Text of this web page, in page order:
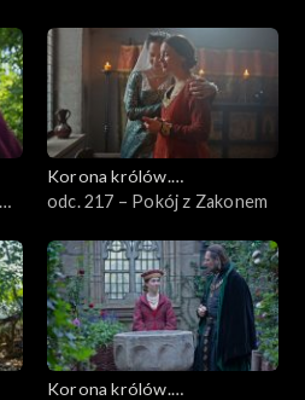
Korona królów.
Jagiellonowie
odc. 217 – Pokój z Zakonem
Korona królów.